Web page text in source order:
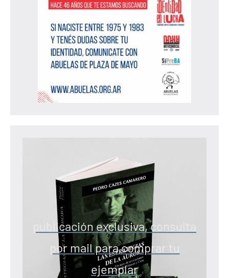
publicación exclusiva, consulta
por mail para comprar tu
ejemplar